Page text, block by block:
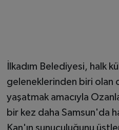
İlkadım Belediyesi, halk
geleneklerinden biri olan
yaşatmak amacıyla
bir kez daha Samsun'da
Kan'ın sunuculuğunu